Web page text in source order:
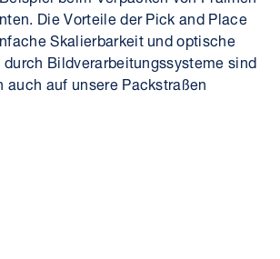
Die Vorteile der Pick and Place
Skalierbarkeit und optische
Bild­verarbeitungs­systeme sind
auf unsere Packstraßen